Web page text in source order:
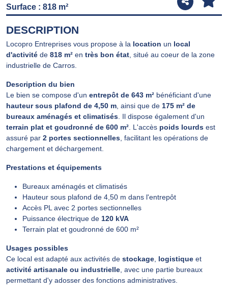
Surface : 818 m²
DESCRIPTION
Locopro Entreprises vous propose à la location un local
d'activité de 818 m² en très bon état , situé au coeur de la zone
industrielle de Carros.
Description du bien
Le bien se compose d'un entrepôt de 643 m² bénéficiant d'une
hauteur sous plafond de 4,50 m , ainsi que de 175 m² de
bureaux aménagés et climatisés . Il dispose également d'un
terrain plat et goudronné de 600 m² . L'accès poids lourds est
assuré par 2 portes sectionnelles , facilitant les opérations de
chargement et déchargement.
Prestations et équipements
Bureaux aménagés et climatisés
Hauteur sous plafond de 4,50 m dans l'entrepôt
Accès PL avec 2 portes sectionnelles
Puissance électrique de 120 kVA
Terrain plat et goudronné de 600 m²
Usages possibles
Ce local est adapté aux activités de stockage logistique et
activité artisanale ou industrielle , avec une partie bureaux
permettant d'y adosser des fonctions administratives.